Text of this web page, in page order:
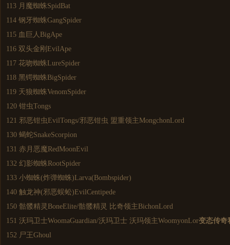
113 月魔蜘蛛SpidBat
114 钢牙蜘蛛GangSpider
115 血巨人BigApe
116 双头金刚EvilApe
117 花吻蜘蛛LureSpider
118 黑锷蜘蛛BigSpider
119 天狼蜘蛛VenomSpider
120 钳虫Tongs
121 邪恶钳虫EvilTongs/邪恶钳虫 盟重领主MongchonLord
130 蝎蛇SnakeScorpion
131 赤月恶魔RedMoonEvil
132 幻影蜘蛛RootSpider
133 小蜘蛛(炸弹蜘蛛)Larva(Bombspider)
140 触龙神(邪恶蜈蚣)EvilCentipede
150 骷髅精灵BoneElite/骷髅精灵 比奇领主BichonLord
151 沃玛卫士WoomaGuardian/沃玛卫士 沃玛领主WoomyonLor变态传奇
152 尸王Ghoul